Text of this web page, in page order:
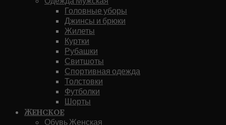
Головные уборы
Джинсы и брюки
Жилеты
Куртки
Рубашки
Свитшоты
Спортивная одежда
Толстовки
Футболки
Шорты
Женское
Обувь Женская